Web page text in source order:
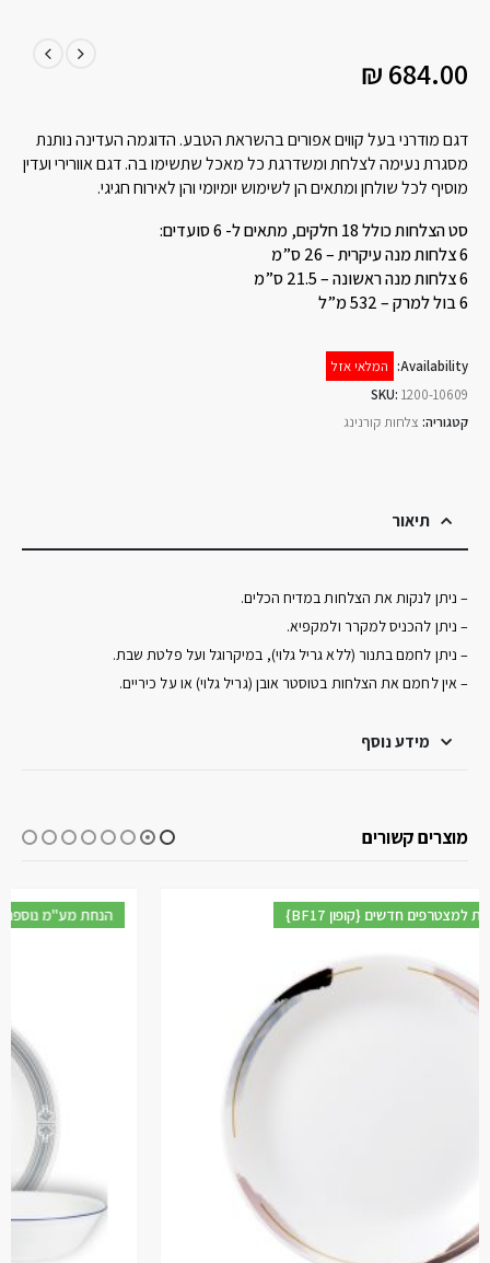
₪ 684.00
דגם מודרני בעל קווים אפורים בהשראת הטבע. הדוגמה העדינה נותנת
מסגרת נעימה לצלחת ומשדרגת כל מאכל שתשימו בה. דגם אוורירי ועדין
מוסיף לכל שולחן ומתאים הן לשימוש יומיומי והן לאירוח חגיגי.
סט הצלחות כולל 18 חלקים, מתאים ל- 6 סועדים:
6 צלחות מנה עיקרית – 26 ס”מ
6 צלחות מנה ראשונה – 21.5 ס”מ
6 בול למרק – 532 מ”ל
Availability:
המלאי אזל
SKU: 1200-10609
קטגוריה: צלחות קורנינג
תיאור
– ניתן לנקות את הצלחות במדיח הכלים.
– ניתן להכניס למקרר ולמקפיא.
– ניתן לחמם בתנור (ללא גריל גלוי), במיקרוגל ועל פלטת שבת.
– אין לחמם את הצלחות בטוסטר אובן (גריל גלוי) או על כיריים.
מידע נוסף
מוצרים קשורים
{BF17 קופון} הנחת מע"מ נוספת למצטרפים חדשים